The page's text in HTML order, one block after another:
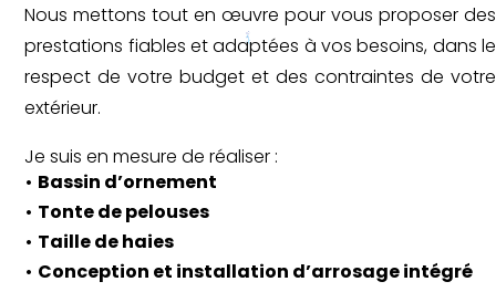
Nous mettons tout en œuvre pour vous proposer des
prestations fiables et adaptées à vos besoins, dans le
respect de votre budget et des contraintes de votre
extérieur.
Je suis en mesure de réaliser :
• Bassin d’ornement
• Tonte de pelouses
• Taille de haies
• Conception et installation d’arrosage intégré